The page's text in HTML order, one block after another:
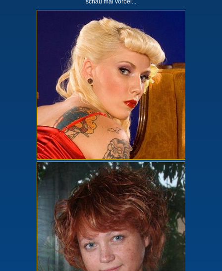
schau mal vorbei...